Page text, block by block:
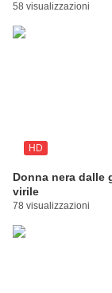
58 visualizzazioni
HD
Donna nera dalle
virile
78 visualizzazioni